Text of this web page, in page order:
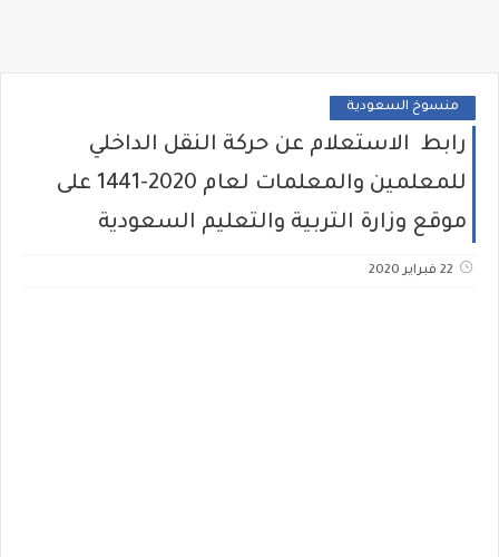
منسوخ السعودية
رابط الاستعلام عن حركة النقل الداخلي
للمعلمين والمعلمات لعام 2020-1441 على
موقع وزارة التربية والتعليم السعودية
22 فبراير 2020